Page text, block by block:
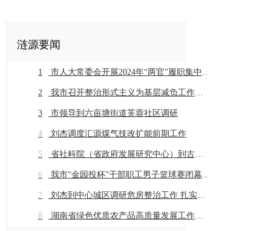
涟源要闻
1 市人大常委会开展2024年“两官”履职集中评议
2 我市召开整治形式主义为基层减负工作推进会暨业务培训会议
3 市领导到六亩塘街道芙蓉社区调研
4 刘杰调度汇源煤气技改扩能前期工作
5 省社科院（省政府发展研究中心）到古仙界村调研乡村振兴工作
6 我市“金园投杯”干部职工男子篮球赛闭幕 市直组高新金园代表队 乡镇组桥头河镇代表队获得冠军
7 刘杰到中心城区调研危房整治工作 扎实推进危房整治工作 切实保障群众住房安全
8 湖南省绿色优质农产品高质量发展工作推进会在我市召开